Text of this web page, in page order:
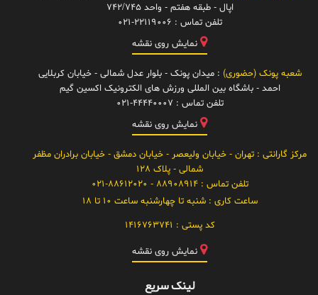
اپال - طبقه هفتم - واحد 742/745
تلفن تماس : 021-22119006
نمایش روی نقشه
شعبه پونک (حضوری) : میدان پونک - بلوار عدل شمالی - خیابان کربلایی
احمد - باشگاه بین المللی ورزش های الکترونیک اکسین گیم
تلفن تماس : 021-44440007
نمایش روی نقشه
مرکز گارانتی : تهران - خیابان ولیعصر - خیابان دمشق - خیابان برادران مظفر
شمالی - پلاک 128
تلفن تماس :88908914 - 021-88612020
ساعت کاری :شنبه تا چهارشنبه ساعت 10 تا 18
کد پستی : 1416763741
نمایش روی نقشه
لینک سریع